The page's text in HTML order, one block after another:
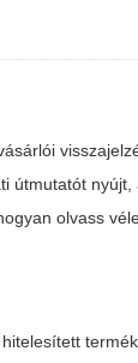
útmutatót
olvass